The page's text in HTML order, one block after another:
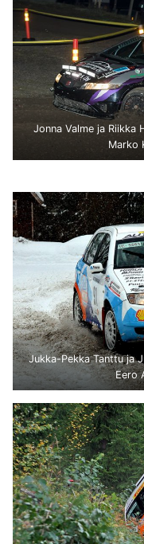
Infoa kilpailijoille
Tervetuloa
Tulokset
Yhteistyössä
Yhteystiedot/ralli
Jonna Valme ja Riikka
Marko
Jukka-Pekka Tanttu ja
Eero